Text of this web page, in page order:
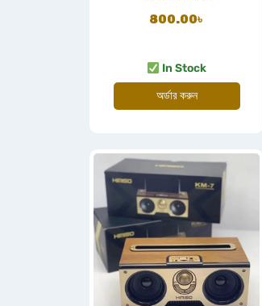
800.00৳
In Stock
অর্ডার করুন